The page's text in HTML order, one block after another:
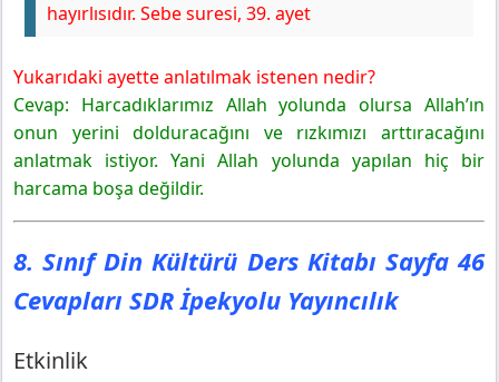
İpekyolu Yayıncılık
hayırlısıdır. Sebe suresi, 39. ayet
Yukarıdaki ayette anlatılmak istenen nedir?
Cevap: Harcadıklarımız Allah yolunda olursa Allah’ın
onun yerini dolduracağını ve rızkımızı arttıracağını
anlatmak istiyor. Yani Allah yolunda yapılan hiç bir
harcama boşa değildir.
8. Sınıf Din Kültürü Ders Kitabı Sayfa 46
Cevapları SDR İpekyolu Yayıncılık
Etkinlik